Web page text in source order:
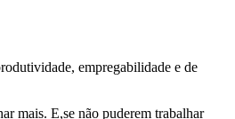
empregabilidade e de
mais. E,se não puderem trabalhar